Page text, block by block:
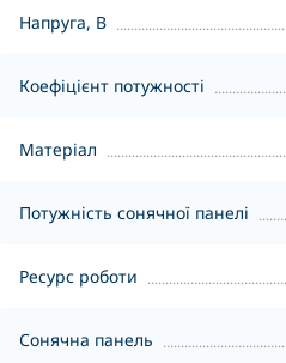
Напруга, В
Коефіцієнт потужності
Матеріал
Потужність сонячної панелі
Ресурс роботи
Сонячна панель